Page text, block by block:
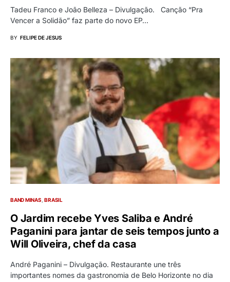
Tadeu Franco e João Belleza – Divulgação. Canção “Pra
Vencer a Solidão” faz parte do novo EP…
BY FELIPE DE JESUS
BAND MINAS BRASIL
O Jardim recebe Yves Saliba e André
Paganini para jantar de seis tempos junto a
Will Oliveira, chef da casa
André Paganini – Divulgação. Restaurante une três
importantes nomes da gastronomia de Belo Horizonte no dia